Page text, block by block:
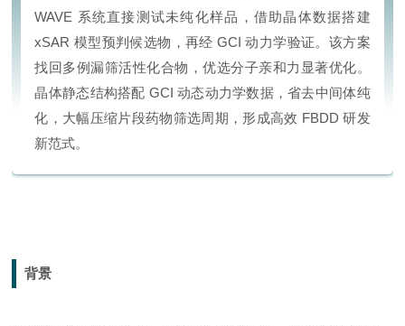
WAVE 系统直接测试未纯化样品，借助晶体数据搭建
xSAR 模型预判候选物，再经 GCI 动力学验证。该方案
找回多例漏筛活性化合物，优选分子亲和力显著优化。
晶体静态结构搭配 GCI动态动力学数据，省去中间体纯
化，大幅压缩片段药物筛选周期，形成高效 FBDD 研发
新范式。
背景